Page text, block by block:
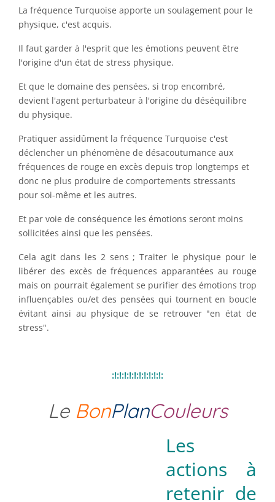
La fréquence Turquoise apporte un soulagement pour le
physique, c'est acquis.
Il faut garder à l'esprit que les émotions peuvent être
l'origine d'un état de stress physique.
Et que le domaine des pensées, si trop encombré,
devient l'agent perturbateur à l'origine du déséquilibre
du physique.
Pratiquer assidûment la fréquence Turquoise c'est
déclencher un phénomène de désacoutumance aux
fréquences de rouge en excès depuis trop longtemps et
donc ne plus produire de comportements stressants
pour soi-même et les autres.
Et par voie de conséquence les émotions seront moins
sollicitées ainsi que les pensées.
Cela agit dans les 2 sens ; Traiter le physique pour le
libérer des excès de fréquences apparantées au rouge
mais on pourrait également se purifier des émotions trop
influençables ou/et des pensées qui tournent en boucle
évitant ainsi au physique de se retrouver "en état de
stress".
:!:!:!:!:!:!:!:!:!:!:
Le BonPlanCouleurs
Les
actions à
retenir de